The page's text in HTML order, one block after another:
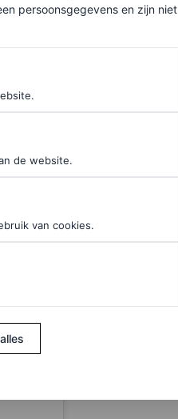
persoonsgegevens en zijn niet
de website.
van cookies.